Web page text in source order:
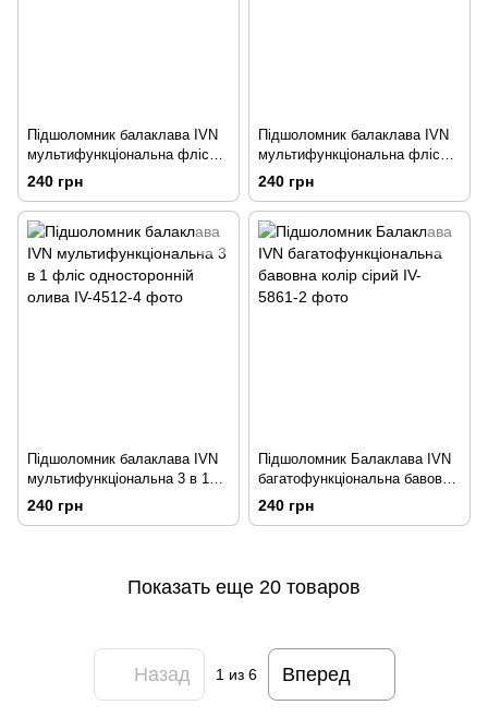
Підшоломник балаклава IVN
мультифункціональна фліс
односторонній сірий
240 грн
Підшоломник балаклава IVN
мультифункціональна фліс
односторонній червоний
240 грн
Підшоломник балаклава IVN
мультифункціональна 3 в 1
фліс односторонній олива
240 грн
Підшоломник Балаклава IVN
багатофункціональна бавовна
колір сірий
240 грн
Показать еще 20 товаров
Назад 1из 6 Вперед